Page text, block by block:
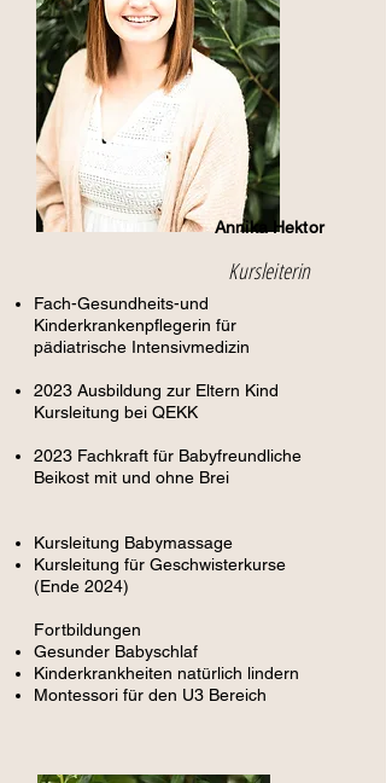
Annika Hektor
Kursleiterin
Fach-Gesundheits-und
Kinderkrankenpflegerin für
pädiatrische Intensivmedizin
2023 Ausbildung zur Eltern Kind
Kursleitung bei QEKK
2023 Fachkraft für Babyfreundliche
Beikost mit und ohne Brei
Kursleitung Babymassage
Kursleitung für Geschwisterkurse
(Ende 2024)
Fortbildungen
Gesunder Babyschlaf
Kinderkrankheiten natürlich lindern
Montessori für den U3 Bereich